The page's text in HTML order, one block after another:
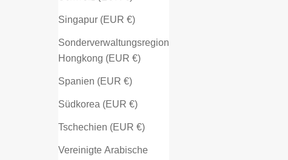
Singapur (EUR €)
Sonderverwaltungsregion
Hongkong (EUR €)
Spanien (EUR €)
Südkorea (EUR €)
Tschechien (EUR €)
Vereinigte Arabische